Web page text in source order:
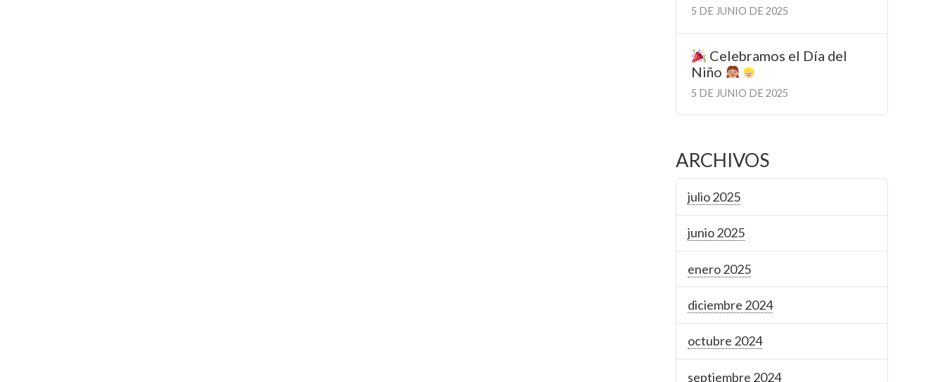
5 DE JUNIO DE 2025
Celebramos el Día del
Niño
5 DE JUNIO DE 2025
ARCHIVOS
julio 2025
junio 2025
enero 2025
diciembre 2024
octubre 2024
septiembre 2024